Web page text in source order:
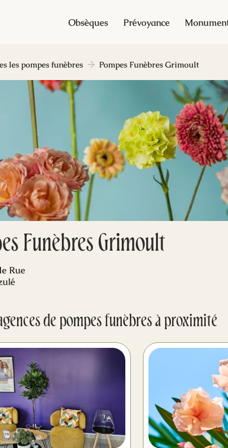
Obsèques Prévoyance
Funèbres Grimoult
les pompes funèbres Pompes Funèbres Grimoult
Rue
de pompes funèbres à proximité